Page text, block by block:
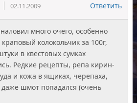
02.11.2009 Ответить
много очего, особенно
краповый колокольчик за 100г,
в квестовых сумках
Редкие рецепты, репа кирин-
и кожа в ящиках, черепаха,
даже шмот попадался (очень